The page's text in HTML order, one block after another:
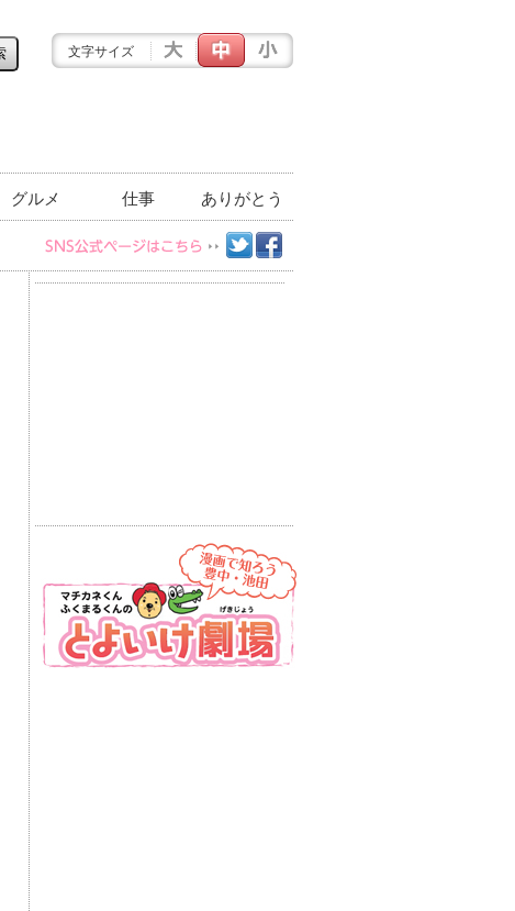
文字サイズ
グルメ 仕事 ありがとう